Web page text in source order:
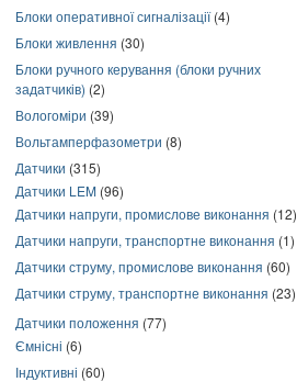
Блоки оперативної сигналізації(4)
Блоки живлення (30)
Блоки ручного керування (блоки ручних
задатчиків) (2)
Вологоміри (39)
Вольтамперфазометри (8)
Датчики (315)
Датчики LEM (96)
Датчики напруги, промислове виконання (12)
Датчики напруги, транспортне виконання (1)
Датчики струму, промислове виконання (60)
Датчики струму, транспортне виконання (23)
Датчики положення (77)
Ємнісні (6)
Індуктивні (60)